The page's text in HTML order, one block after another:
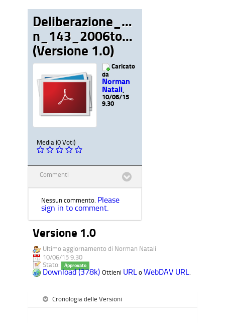
Deliberazione_CIPE
n_143_2006tot.pdf
(Versione 1.0)
Caricato
da
Norman
Natali
10/06/15
9.30
Media (0 Voti)
Commenti
Nessun commento. Please
sign in to comment.
Versione 1.0
Ultimo aggiornamento di Norman Natali
10/06/15 9.30
Stato:
Approvato
Download (378k) Ottieni URL o WebDAV URL.
Cronologia delle Versioni